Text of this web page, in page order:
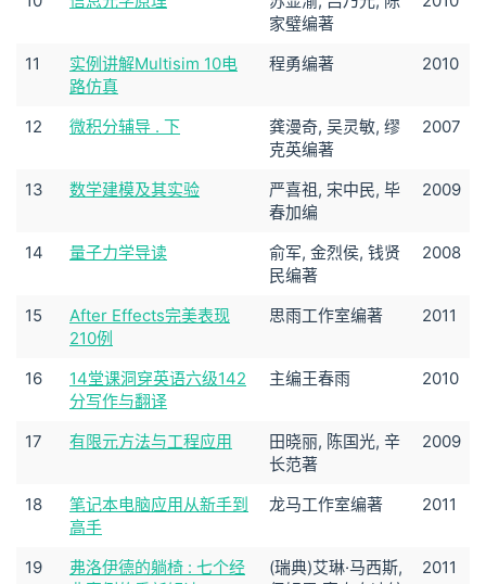
家璧编著
11
实例讲解Multisim 10电
路仿真
程勇编著 2010
12 微积分辅导 . 下
龚漫奇, 吴灵敏, 缪
克英编著
2007
13 数学建模及其实验
严喜祖, 宋中民, 毕
春加编
2009
14 量子力学导读
俞军, 金烈侯, 钱贤
民编著
2008
15
After Effects完美表现
210例
思雨工作室编著 2011
16
14堂课洞穿英语六级142
分写作与翻译
主编王春雨 2010
17 有限元方法与工程应用
田晓丽, 陈国光, 辛
长范著
2009
18
笔记本电脑应用从新手到
高手
龙马工作室编著 2011
19
弗洛伊德的躺椅 : 七个经
(瑞典)艾琳·马西斯,
2011